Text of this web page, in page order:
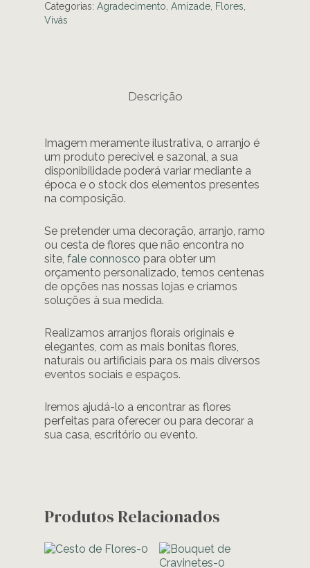
Categorias: Agradecimento Amizade Flores
Vivás
Descrição
Imagem meramente ilustrativa, o arranjo é
um produto perecível e sazonal, a sua
disponibilidade poderá variar mediante a
época e o stock dos elementos presentes
na composição.
Se pretender uma decoração, arranjo, ramo
ou cesta de flores que não encontra no
site, fale connosco para obter um
orçamento personalizado, temos centenas
de opções nas nossas lojas e criamos
soluções à sua medida.
Realizamos arranjos florais originais e
elegantes, com as mais bonitas flores,
naturais ou artificiais para os mais diversos
eventos sociais e espaços.
Iremos ajudá-lo a encontrar as flores
perfeitas para oferecer ou para decorar a
sua casa, escritório ou evento.
Produtos Relacionados